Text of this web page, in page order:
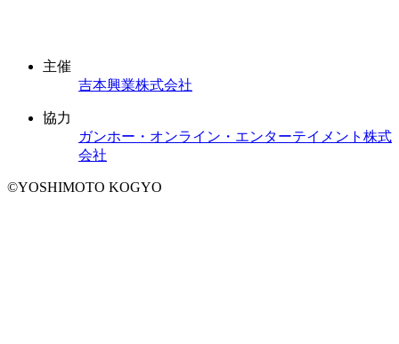
主催
吉本興業株式会社
協力
ガンホー・オンライン・エンターテイメント株式
会社
©YOSHIMOTO KOGYO